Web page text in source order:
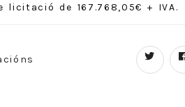
de 167.768,05€ + IVA.